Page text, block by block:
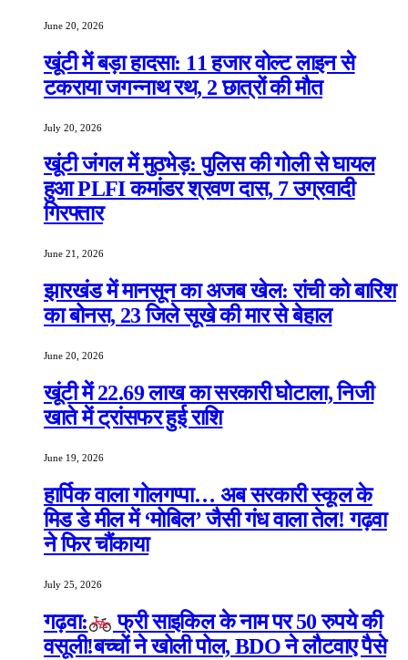
June 20, 2026
खूंटी में बड़ा हादसा: 11 हजार वोल्ट लाइन से
टकराया जगन्नाथ रथ, 2 छात्रों की मौत
July 20, 2026
खूंटी जंगल में मुठभेड़: पुलिस की गोली से घायल
हुआ PLFI कमांडर श्रवण दास, 7 उग्रवादी
गिरफ्तार
June 21, 2026
झारखंड में मानसून का अजब खेल: रांची को बारिश
का बोनस, 23 जिले सूखे की मार से बेहाल
June 20, 2026
खूंटी में 22.69 लाख का सरकारी घोटाला, निजी
खाते में ट्रांसफर हुई राशि
June 19, 2026
हार्पिक वाला गोलगप्पा… अब सरकारी स्कूल के
मिड डे मील में ‘मोबिल’ जैसी गंध वाला तेल! गढ़वा
ने फिर चौंकाया
July 25, 2026
गढ़वा:
फ्री साइकिल के नाम पर 50 रुपये की
वसूली!बच्चों ने खोली पोल, BDO ने लौटवाए पैसे